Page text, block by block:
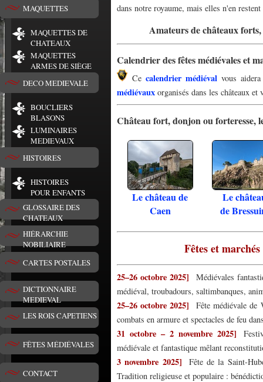
MAQUETTES
MAQUETTES DE
CHATEAUX
MAQUETTES
ARMES DE SIÈGE
DECO MEDIEVALE
BOUCLIERS
BLASONS
LUMINAIRES
MEDIEVAUX
HISTOIRES
HISTOIRES
POUR ENFANTS
GLOSSAIRE DES
CHATEAUX
HIÉRARCHIE
NOBILIAIRE
CARTES POSTALES
DICTIONNAIRE
MEDIEVAL
LES ROIS CAPETIENS
FÊTES MÉDIÉVALES
CONTACT
dans notre royaume, mais elles n'en
Amateurs de châteaux
Calendrier des fêtes médiévales et
Ce calendrier médiévalvous
médiévaux organisés dans les châteaux
Château fort, donjon ou forteresse,
Le château de
Caen
Le
de
Fêtes et
25–26 octobre 2025]
Médiévales
médiéval, troubadours, saltimbanques,
25–26 octobre 2025]
Fête médiévale de
combats en armure et spectacles de feu
31 octobre – 2 novembre 2025]
médiévale et fantastique mêlant
3 novembre 2025]
Fête de la Saint-
Tradition religieuse et populaire :